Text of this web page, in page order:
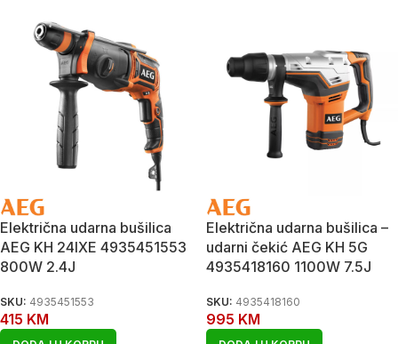
Električna udarna bušilica
AEG KH 24IXE 4935451553
800W 2.4J
SKU: 4935451553
415 KM
Električna udarna bušilica –
udarni čekić AEG KH 5G
4935418160 1100W 7.5J
SKU: 4935418160
995 KM